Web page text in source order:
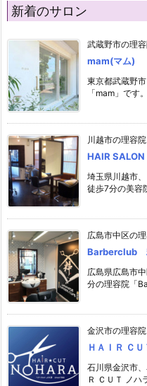
新着のサロン
武蔵野市の理
mam(マム)
東京都武蔵野
「mam」です。
川越市の理容
HAIR SALON
埼玉県川越市
徒歩7分の美容
広島市中区の
Barberclub
広島県広島市
分の理容院「
金沢市の理容
ＨＡＩＲ Ｃ
石川県金沢市
Ｒ ＣＵＴ ノハ